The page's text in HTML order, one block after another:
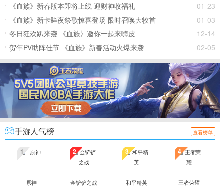
01-23
《血族》新春版本即将上线 迎财神收福礼
01-03
《血族》新卡眸夜祭歌惊喜登场 限时召唤大牧首
12-14
冬日狂欢趴来袭 《血族》邀你一起来嗨皮
02-05
贺年PV助阵佳节 《血族》新春活动火爆来袭
手游人气榜 查看榜单
原神
1
金铲铲之战
2
和平精英
3
王者荣耀
4